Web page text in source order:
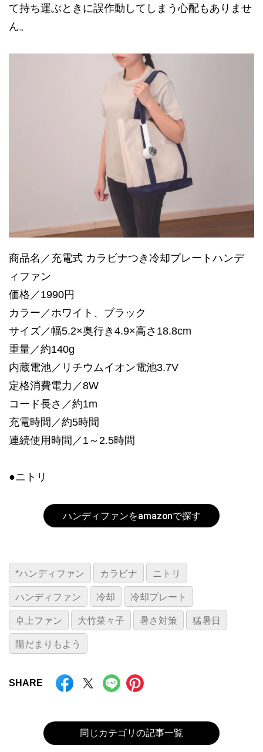
て持ち運ぶときに誤作動してしまう心配もありませ
ん。
商品名／充電式 カラビナつき冷却プレートハンデ
ィファン
価格／1990円
カラー／ホワイト、ブラック
サイズ／幅5.2×奥行き4.9×高さ18.8cm
重量／約140g
内蔵電池／リチウムイオン電池3.7V
定格消費電力／8W
コード長さ／約1m
充電時間／約5時間
連続使用時間／1～2.5時間
●ニトリ
ハンディファンをamazonで探す
*ハンディファン カラビナ ニトリ
ハンディファン 冷却 冷却プレート
卓上ファン 大竹菜々子 暑さ対策 猛暑日
陽だまりもよう
SHARE
同じカテゴリの記事一覧